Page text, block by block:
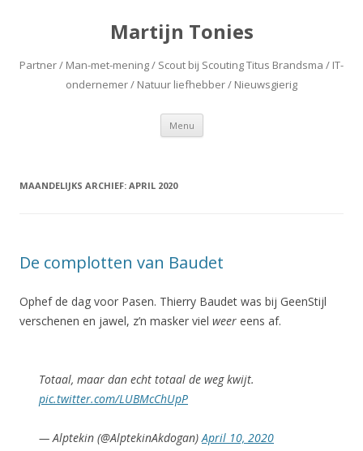
Martijn Tonies
Partner / Man-met-mening / Scout bij Scouting Titus Brandsma / IT-
ondernemer / Natuur liefhebber / Nieuwsgierig
Menu Spring naar de inhoud
MAANDELIJKS ARCHIEF: APRIL 2020
De complotten van Baudet
Ophef de dag voor Pasen. Thierry Baudet was bij GeenStijl
verschenen en jawel, z’n masker viel weer eens af.
Totaal, maar dan echt totaal de weg kwijt.
pic.twitter.com/LUBMcChUpP
— Alptekin (@AlptekinAkdogan)April 10, 2020